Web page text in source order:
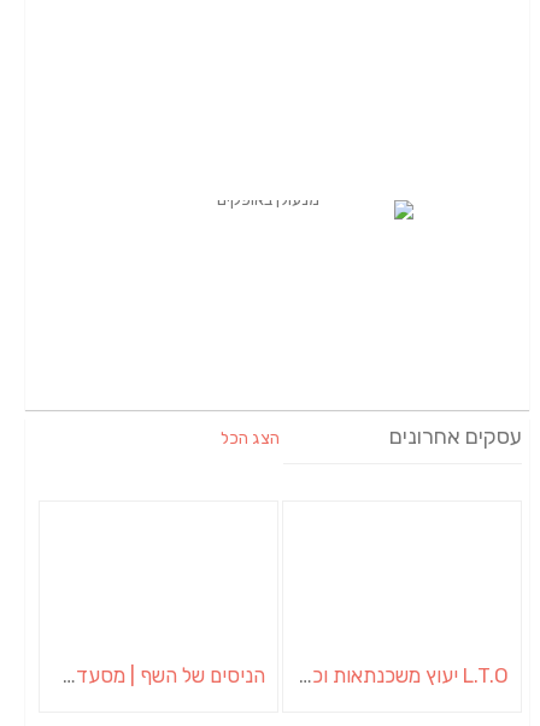
עסקים אחרונים הצג הכל
L.T.O יעוץ משכנתאות וכלכלת משפחה | יועץ משכנתאות באשכול הניסים של השף | מסעדת שף בבית | ארוחות גורמה